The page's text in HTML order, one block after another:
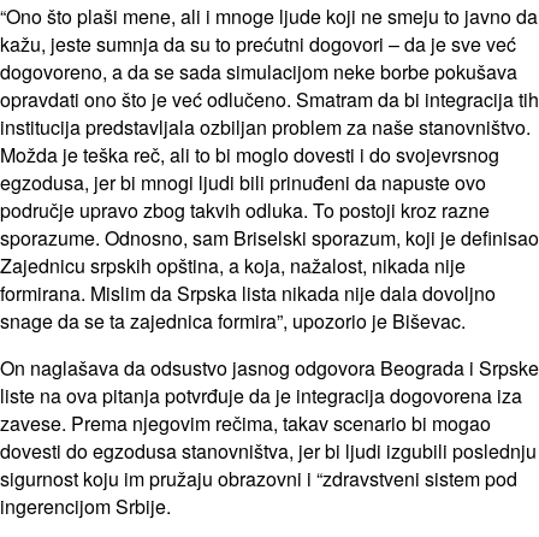
“Ono što plaši mene, ali i mnoge ljude koji ne smeju to javno da
kažu, jeste sumnja da su to prećutni dogovori – da je sve već
dogovoreno, a da se sada simulacijom neke borbe pokušava
opravdati ono što je već odlučeno. Smatram da bi integracija tih
institucija predstavljala ozbiljan problem za naše stanovništvo.
Možda je teška reč, ali to bi moglo dovesti i do svojevrsnog
egzodusa, jer bi mnogi ljudi bili prinuđeni da napuste ovo
područje upravo zbog takvih odluka. To postoji kroz razne
sporazume. Odnosno, sam Briselski sporazum, koji je definisao
Zajednicu srpskih opština, a koja, nažalost, nikada nije
formirana. Mislim da Srpska lista nikada nije dala dovoljno
snage da se ta zajednica formira”, upozorio je Biševac.
On naglašava da odsustvo jasnog odgovora Beograda i Srpske
liste na ova pitanja potvrđuje da je integracija dogovorena iza
zavese. Prema njegovim rečima, takav scenario bi mogao
dovesti do egzodusa stanovništva, jer bi ljudi izgubili poslednju
sigurnost koju im pružaju obrazovni i “zdravstveni sistem pod
ingerencijom Srbije.